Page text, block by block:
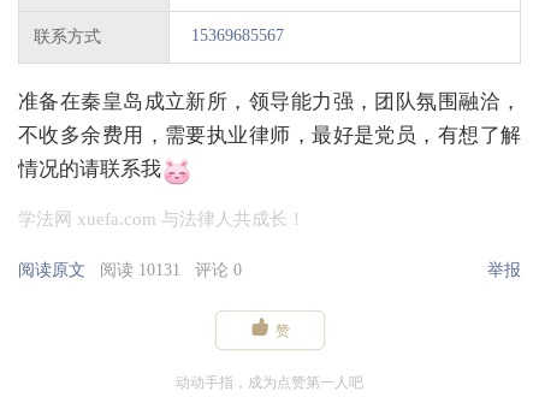
联系方式 15369685567
准备在秦皇岛成立新所，领导能力强，团队氛围融洽，
不收多余费用，需要执业律师，最好是党员，有想了解
情况的请联系我
学法网 xuefa.com 与法律人共成长！
阅读原文 阅读 10131 评论 0 举报
 赞
动动手指，成为点赞第一人吧